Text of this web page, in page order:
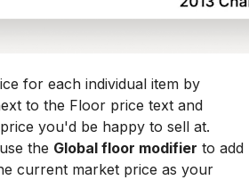
for each individual item by
to the Floor price text and
you'd be happy to sell at.
the Global floor modifier to add
current market price as your